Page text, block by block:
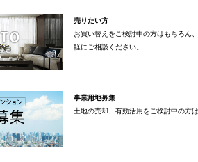
売りたい方
お買い替えをご検討中の方はもちろん
軽にご相談ください。
事業用地募集
土地の売却、有効活用をご検討中の方